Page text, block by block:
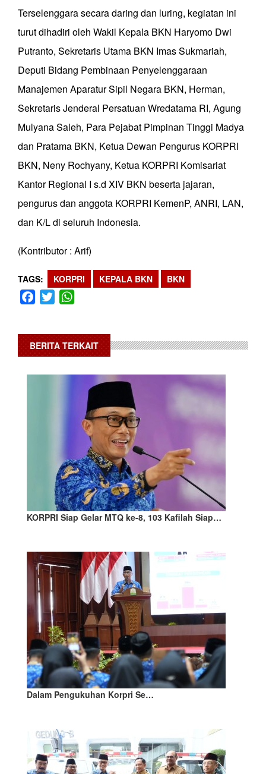
Terselenggara secara daring dan luring, kegiatan ini
turut dihadiri oleh Wakil Kepala BKN Haryomo Dwi
Putranto, Sekretaris Utama BKN Imas Sukmariah,
Deputi Bidang Pembinaan Penyelenggaraan
Manajemen Aparatur Sipil Negara BKN, Herman,
Sekretaris Jenderal Persatuan Wredatama RI, Agung
Mulyana Saleh, Para Pejabat Pimpinan Tinggi Madya
dan Pratama BKN, Ketua Dewan Pengurus KORPRI
BKN, Neny Rochyany, Ketua KORPRI Komisariat
Kantor Regional I s.d XIV BKN beserta jajaran,
pengurus dan anggota KORPRI KemenP, ANRI, LAN,
dan K/L di seluruh Indonesia.
(Kontributor : Arif)
TAGS KORPRI KEPALA BKN BKN
Facebook
Twitter
BERITA TERKAIT
KORPRI Siap Gelar MTQ ke-8, 103 Kafilah Siap…
Dalam Pengukuhan Korpri Se…